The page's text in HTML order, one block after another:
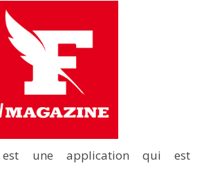
est une application qui est